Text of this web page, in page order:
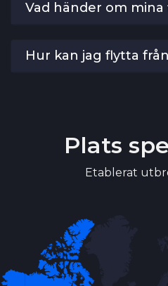
Vad händer om mina
Hur kan jag flytta
Plats
Etablerat